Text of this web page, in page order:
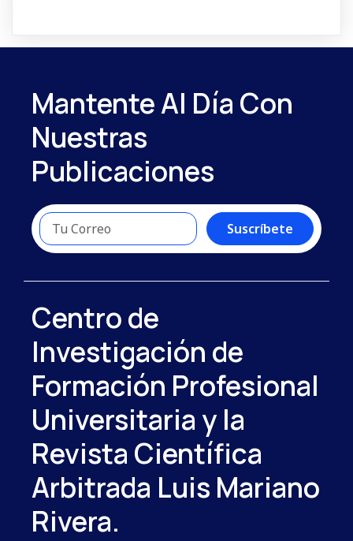
Mantente Al Día Con
Nuestras
Publicaciones
Suscríbete
Centro de
Investigación de
Formación Profesional
Universitaria y la
Revista Científica
Arbitrada Luis Mariano
Rivera.